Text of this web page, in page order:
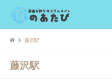
藤沢駅
藤沢駅